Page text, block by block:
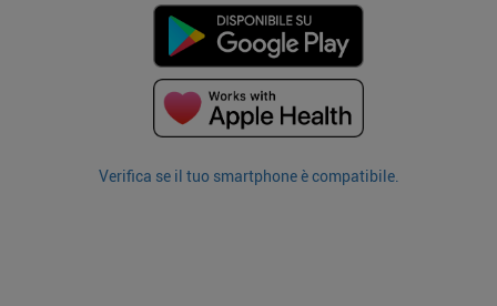
Verifica se il tuo smartphone è compatibile.